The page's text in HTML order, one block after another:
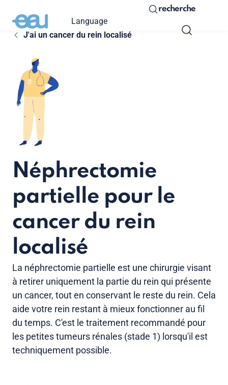
Language
recherche
J'ai un cancer du rein localisé
Néphrectomie
partielle pour le
cancer du rein
localisé
La néphrectomie partielle est une chirurgie visant
à retirer uniquement la partie du rein qui présente
un cancer, tout en conservant le reste du rein. Cela
aide votre rein restant à mieux fonctionner au fil
du temps. C'est le traitement recommandé pour
les petites tumeurs rénales (stade 1) lorsqu'il est
techniquement possible.